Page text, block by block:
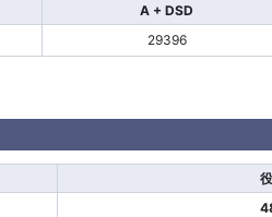
A + DSD
29396